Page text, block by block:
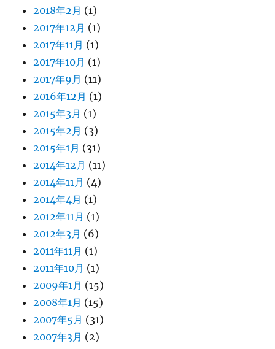
2018年2月 (1)
2017年12月 (1)
2017年11月 (1)
2017年10月 (1)
2017年9月 (11)
2016年12月 (1)
2015年3月 (1)
2015年2月 (3)
2015年1月 (31)
2014年12月 (11)
2014年11月 (4)
2014年4月 (1)
2012年11月 (1)
2012年3月 (6)
2011年11月 (1)
2011年10月 (1)
2009年1月 (15)
2008年1月 (15)
2007年5月 (31)
2007年3月 (2)